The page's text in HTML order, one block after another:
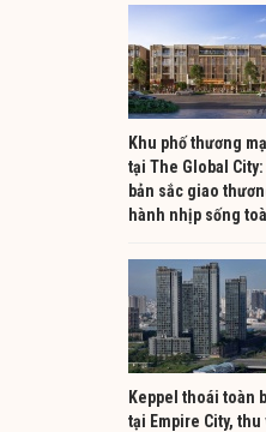
Khu phố thương
tại The Global City:
bản sắc giao
hành nhịp sống
Keppel thoái toàn
tại Empire City, thu